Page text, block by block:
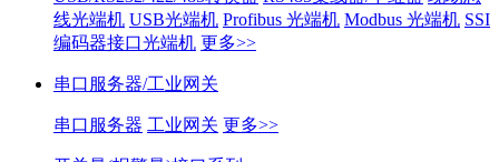
线光端机 USB光端机 Profibus 光端机 Modbus 光端机 SSI
编码器接口光端机 更多>>
串口服务器/工业网关
串口服务器 工业网关 更多>>